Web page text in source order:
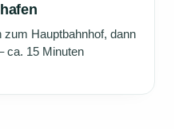
zum Hauptbahnhof, dann
ca. 15 Minuten